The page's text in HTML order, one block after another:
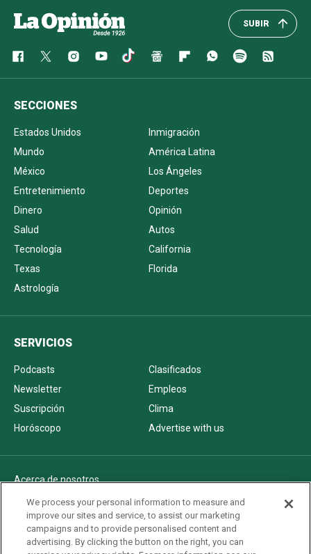
SUBIR
SECCIONES
Estados Unidos
Inmigración
Mundo
América Latina
México
Los Ángeles
Entretenimiento
Deportes
Dinero
Opinión
Salud
Autos
Tecnología
California
Texas
Florida
Astrología
SERVICIOS
Podcasts
Clasificados
Newsletter
Empleos
Suscripción
Clima
Horóscopo
Advertise with us
Acerca de nosotros
Politica de privacidad
Pautas Editoriales
AdChoices
We process your personal information to measure and
improve our sites and service, to assist our marketing
campaigns and to provide personalised content and
advertising. By clicking the button on the right, you can